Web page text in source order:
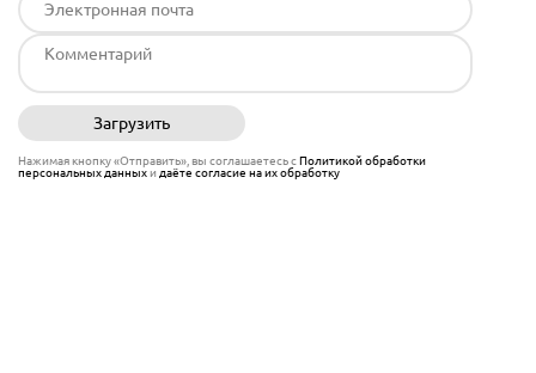
Загрузить
Нажимая кнопку «Отправить», вы соглашаетесь сПолитикой обработки
персональных данныхи даёте согласие на их обработку